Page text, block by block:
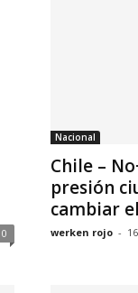
0
Nacional
Chile –
presión
cambiar
werken rojo -